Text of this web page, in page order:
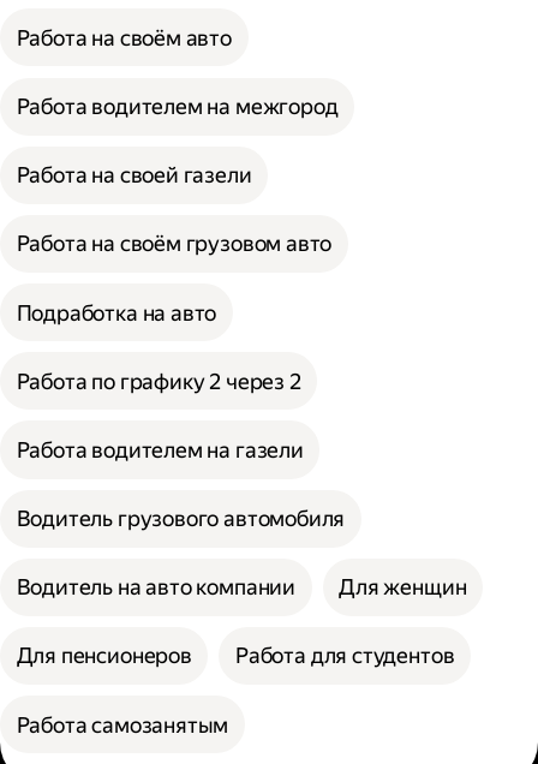
Работа на своём авто
Работа водителем на межгород
Работа на своей газели
Работа на своём грузовом авто
Подработка на авто
Работа по графику 2 через 2
Работа водителем на газели
Водитель грузового автомобиля
Водитель на авто компании Для женщин
Для пенсионеров Работа для студентов
Работа самозанятым